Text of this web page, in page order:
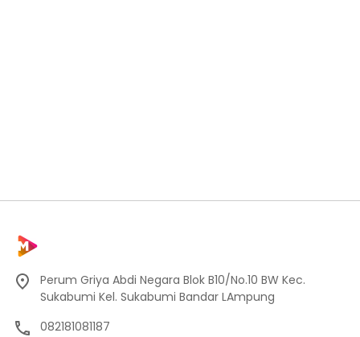
Perum Griya Abdi Negara Blok B10/No.10 BW Kec.
Sukabumi Kel. Sukabumi Bandar LAmpung
082181081187